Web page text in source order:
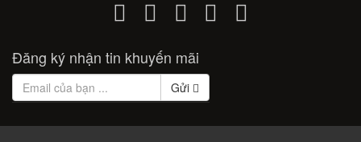
Đăng ký nhận tin khuyến mãi
Gửi